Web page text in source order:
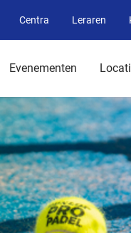
Centra Leraren
Evenementen